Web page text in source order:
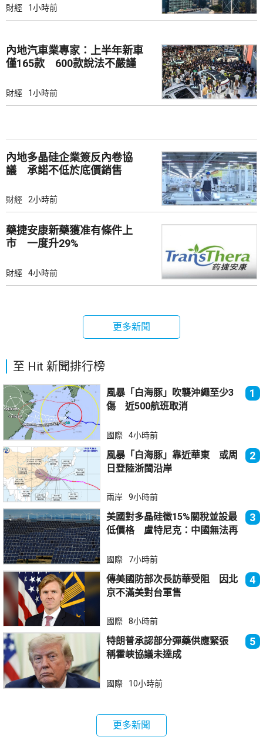
財經 1小時前
內地汽車業專家：上半年新車
僅165款 600款說法不嚴謹
財經 1小時前
內地多晶硅企業簽反內卷協
議 承諾不低於底價銷售
財經 2小時前
藥捷安康新藥獲准有條件上
市 一度升29%
財經 4小時前
更多新聞
至 Hit 新聞排行榜
風暴「白海豚」吹襲沖繩至少3
傷 近500航班取消
1
國際 4小時前
風暴「白海豚」靠近華東 或周
日登陸浙閩沿岸
2
兩岸 9小時前
美國對多晶硅徵15%關稅並設最
低價格 盧特尼克：中國無法再
3
國際 7小時前
傳美國防部次長訪華受阻 因北
京不滿美對台軍售
4
國際 8小時前
特朗普承認部分彈藥供應緊張
稱霍峽協議未達成
5
國際 10小時前
更多新聞